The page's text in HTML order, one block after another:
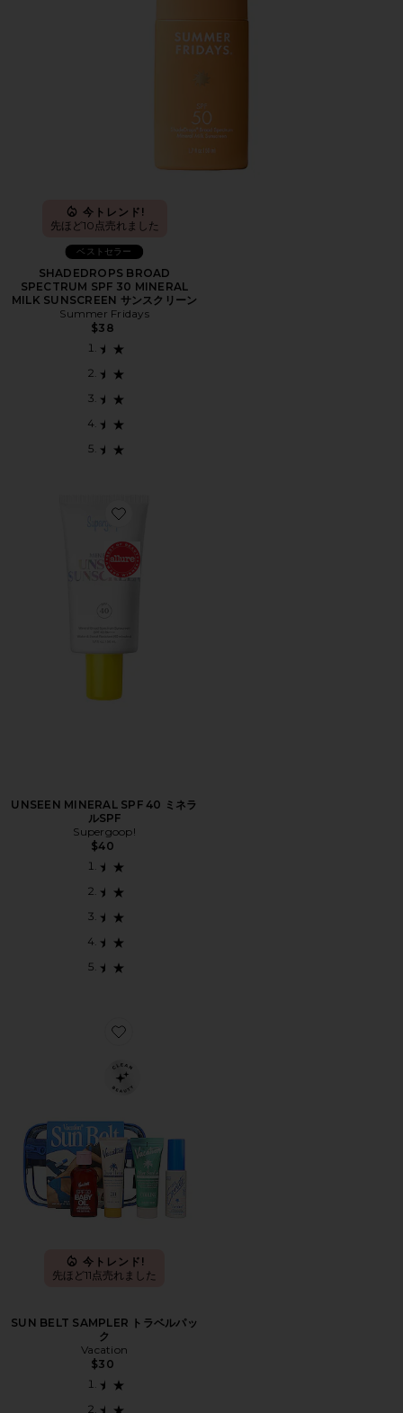
今トレンド!
先ほど10点売れました
ベストセラー
SHADEDROPS BROAD
SPECTRUM SPF 30 MINERAL
MILK SUNSCREEN サンスクリーン
Summer Fridays
$38
Favorite UNSEEN MINERAL SPF 40 ミネラルSPF
UNSEEN MINERAL SPF 40 ミネラ
ルSPF
Supergoop!
$40
Favorite SUN BELT SAMPLER トラベルパック
今トレンド!
先ほど11点売れました
SUN BELT SAMPLER トラベルパッ
ク
Vacation
$30